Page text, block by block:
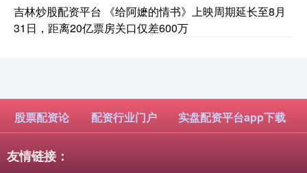
吉林炒股配资平台 《给阿嬷的情书》上映周期延长至8月
31日，距离20亿票房关口仅差600万
股票配资论 配资行业门户 实盘配资平台app下载
友情链接：